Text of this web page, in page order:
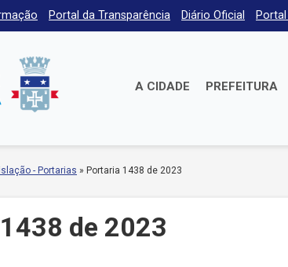
Portal da Transparência Diário Oficial
A CIDADE PREFEITURA
- Portarias » Portaria 1438 de 2023
de 2023